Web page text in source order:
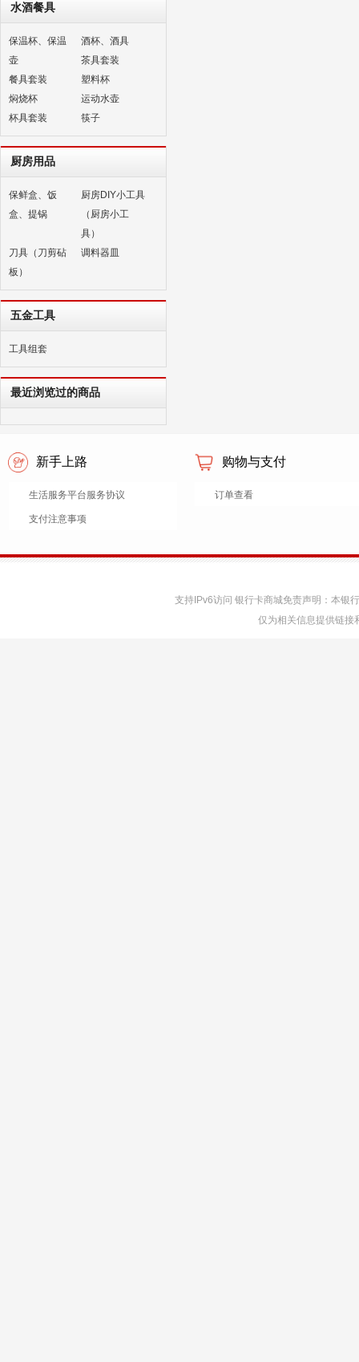
水酒餐具
保温杯、保温
壶
酒杯、酒具
茶具套装
餐具套装
塑料杯
焖烧杯
运动水壶
杯具套装
筷子
厨房用品
保鲜盒、饭
盒、提锅
厨房DIY小工具
（厨房小工
具）
刀具（刀剪砧
板）
调料器皿
五金工具
工具组套
最近浏览过的商品
新手上路
生活服务平台服务协议
支付注意事项
购物与支付
订单查看
支持IPv6访问 银行卡商城免责声明：本银
仅为相关信息提供链接